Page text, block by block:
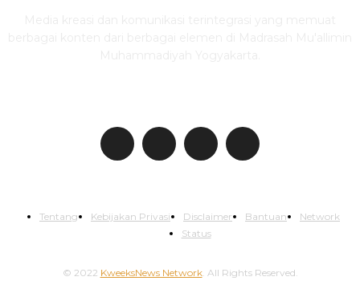
© 2022 KweeksNews Network. All Rights Reserved.
Tentang Kebijakan Privasi Disclaimer Bantuan
Network
Status